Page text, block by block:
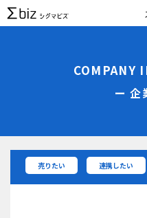
COMPANY
ー 企
売りたい 連携したい